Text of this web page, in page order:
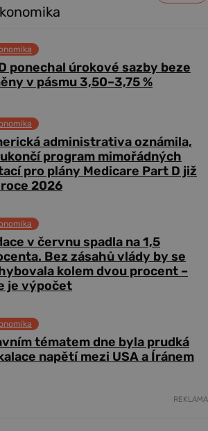
ponechal úrokové sazby beze
v pásmu 3,50–3,75 %
administrativa oznámila,
program mimořádných
pro plány Medicare Part D již
2026
v červnu spadla na 1,5
Bez zásahů vlády by se
kolem dvou procent –
je výpočet
tématem dne byla prudká
napětí mezi USA a Íránem
REKLAMA